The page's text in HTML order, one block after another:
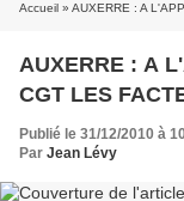
Accueil » AUXERRE : A
AUXERRE : A
CGT LES
Publié le 31/12/2010 à
Par Jean Lévy